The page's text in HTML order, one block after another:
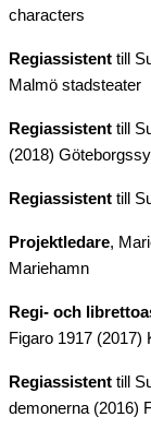
characters
Regiassistent till
Malmö stadsteater
Regiassistent till
(2018)
Regiassistent till
Projektledare,
Mariehamn
Regi- och
Figaro 1917 (2017)
Regiassistent till
demonerna (2016)